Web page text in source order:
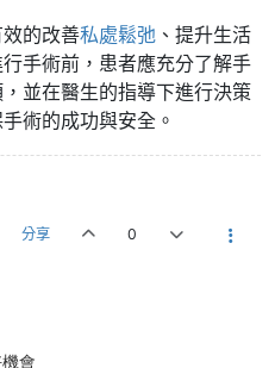
的改善私處鬆弛 、提升生活
手術前，患者應充分了解手
並在醫生的指導下進行決策
術的成功與安全。
分享 0